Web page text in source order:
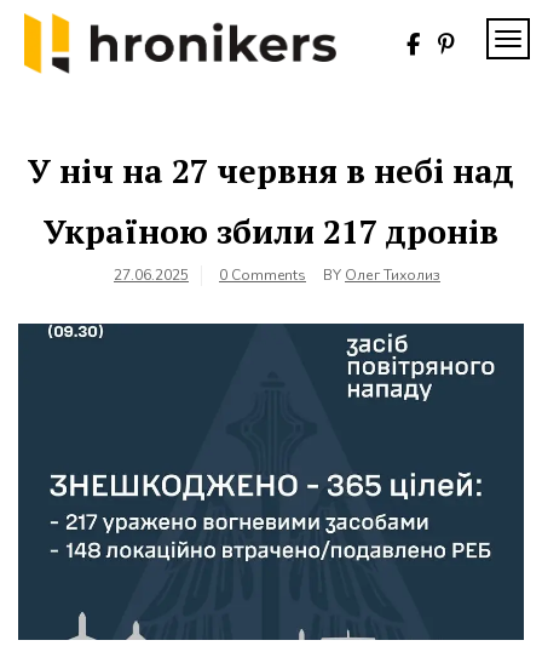
Skip
content
У ніч на 27 червня в небі над
Україною збили 217 дронів
27.06.2025 0 Comments BY Олег Тихолиз